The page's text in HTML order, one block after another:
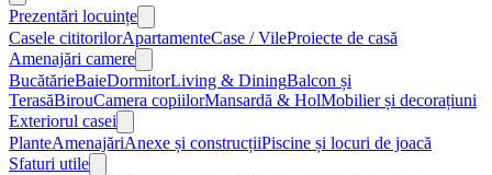
Prezentări locuințe
Casele cititorilorApartamenteCase / VileProiecte de casă
Amenajări camere
BucătărieBaieDormitorLiving & DiningBalcon și
TerasăBirouCamera copiilorMansardă & HolMobilier și decorațiuni
Exteriorul casei
PlanteAmenajăriAnexe și construcțiiPiscine și locuri de joacă
Sfaturi utile